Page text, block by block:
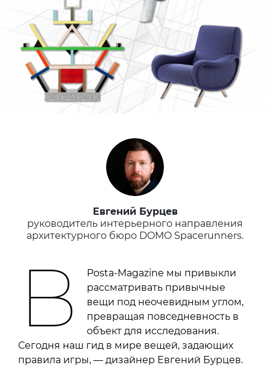
Евгений Бурцев
руководитель интерьерного направления
архитектурного бюро DOMO Spacerunners.
В
Posta-Magazine мы привыкли
рассматривать привычные
вещи под неочевидным углом,
превращая повседневность в
объект для исследования.
Сегодня наш гид в мире вещей, задающих
правила игры, — дизайнер Евгений Бурцев.